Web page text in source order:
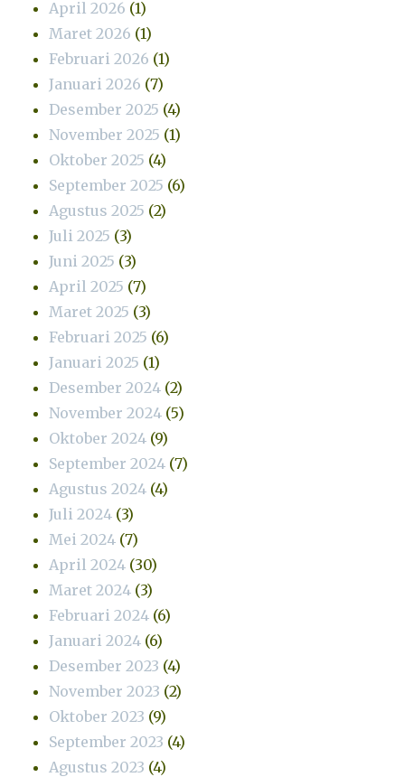
April 2026 (1)
Maret 2026 (1)
Februari 2026 (1)
Januari 2026 (7)
Desember 2025 (4)
November 2025 (1)
Oktober 2025 (4)
September 2025 (6)
Agustus 2025 (2)
Juli 2025 (3)
Juni 2025 (3)
April 2025 (7)
Maret 2025 (3)
Februari 2025 (6)
Januari 2025 (1)
Desember 2024 (2)
November 2024 (5)
Oktober 2024 (9)
September 2024 (7)
Agustus 2024 (4)
Juli 2024 (3)
Mei 2024 (7)
April 2024 (30)
Maret 2024 (3)
Februari 2024 (6)
Januari 2024 (6)
Desember 2023 (4)
November 2023 (2)
Oktober 2023 (9)
September 2023 (4)
Agustus 2023 (4)